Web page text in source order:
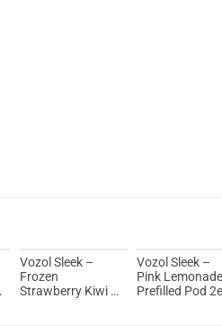
Vozol Sleek –
Frozen
Strawberry Kiwi –
Vozol Sleek –
Pink
Prefilled Pod